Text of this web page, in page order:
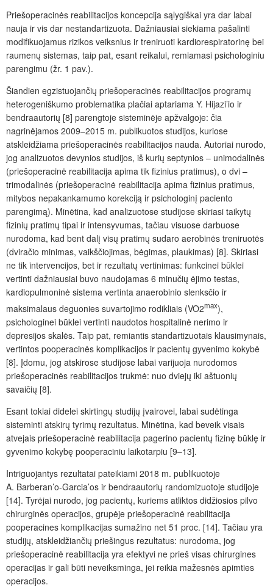
Priešoperacinės reabilitacijos koncepcija sąlygiškai yra dar labai
nauja ir vis dar nestandartizuota. Dažniausiai siekiama pašalinti
modifikuojamus rizikos veiksnius ir treniruoti kardiorespiratorinę bei
raumenų sistemas, taip pat, esant reikalui, remiamasi psichologiniu
parengimu (žr. 1 pav.).
Šiandien egzistuojančių priešoperacinės reabilitacijos programų
heterogeniškumo problematika plačiai aptariama Y. Hijazi’io ir
bendraautorių [8] parengtoje sisteminėje apžvalgoje: čia
nagrinėjamos 2009–2015 m. publikuotos studijos, kuriose
atskleidžiama priešoperacinės reabilitacijos nauda. Autoriai nurodo,
jog analizuotos devynios studijos, iš kurių septynios – unimodalinės
(priešoperacinė reabilitacija apima tik fizinius pratimus), o dvi –
trimodalinės (priešoperacinė reabilitacija apima fizinius pratimus,
mitybos nepakankamumo korekciją ir psichologinį paciento
parengimą). Minėtina, kad analizuotose studijose skiriasi taikytų
fizinių pratimų tipai ir intensyvumas, tačiau visuose darbuose
nurodoma, kad bent dalį visų pratimų sudaro aerobinės treniruotės
(dviračio minimas, vaikščiojimas, bėgimas, plaukimas) [8]. Skiriasi
ne tik intervencijos, bet ir rezultatų vertinimas: funkcinei būklei
vertinti dažniausiai buvo naudojamas 6 minučių ėjimo testas,
kardiopulmoninė sistema vertinta anaerobinio slenksčio ir
maksimalaus deguonies suvartojimo rodikliais (VO2max),
psichologinei būklei vertinti naudotos hospitalinė nerimo ir
depresijos skalės. Taip pat, remiantis standartizuotais klausimynais,
vertintos pooperacinės komplikacijos ir pacientų gyvenimo kokybė
[8]. Įdomu, jog atskirose studijose labai varijuoja nurodomos
priešoperacinės reabilitacijos trukmė: nuo dviejų iki aštuonių
savaičių [8].
Esant tokiai didelei skirtingų studijų įvairovei, labai sudėtinga
sisteminti atskirų tyrimų rezultatus. Minėtina, kad beveik visais
atvejais priešoperacinė reabilitacija pagerino pacientų fizinę būklę ir
gyvenimo kokybę pooperaciniu laikotarpiu [9–13].
Intriguojantys rezultatai pateikiami 2018 m. publikuotoje
A. Barberan’o-Garcia’os ir bendraautorių randomizuotoje studijoje
[14]. Tyrėjai nurodo, jog pacientų, kuriems atliktos didžiosios pilvo
chirurginės operacijos, grupėje priešoperacinė reabilitacija
pooperacines komplikacijas sumažino net 51 proc. [14]. Tačiau yra
studijų, atskleidžiančių priešingus rezultatus: nurodoma, jog
priešoperacinė reabilitacija yra efektyvi ne prieš visas chirurgines
operacijas ir gali būti neveiksminga, jei reikia mažesnės apimties
operacijos.